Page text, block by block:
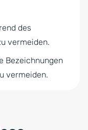
des
vermeiden.
Bezeichnungen
vermeiden.